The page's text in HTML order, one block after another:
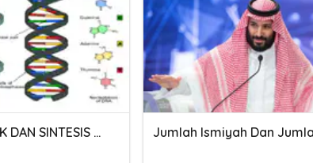
MATERI GENETIK DAN SINTESIS PROTEIN